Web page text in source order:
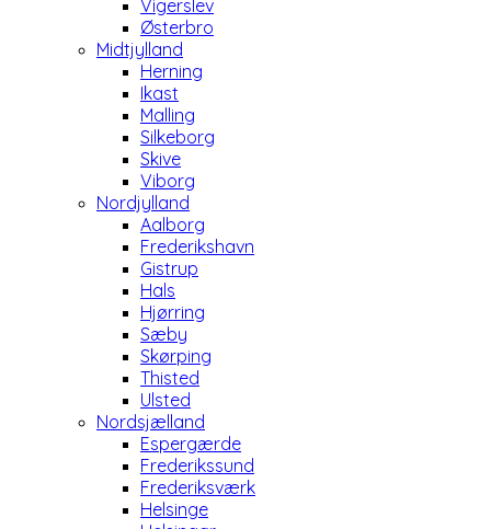
Vigerslev
Østerbro
Midtjylland
Herning
Ikast
Malling
Silkeborg
Skive
Viborg
Nordjylland
Aalborg
Frederikshavn
Gistrup
Hals
Hjørring
Sæby
Skørping
Thisted
Ulsted
Nordsjælland
Espergærde
Frederikssund
Frederiksværk
Helsinge